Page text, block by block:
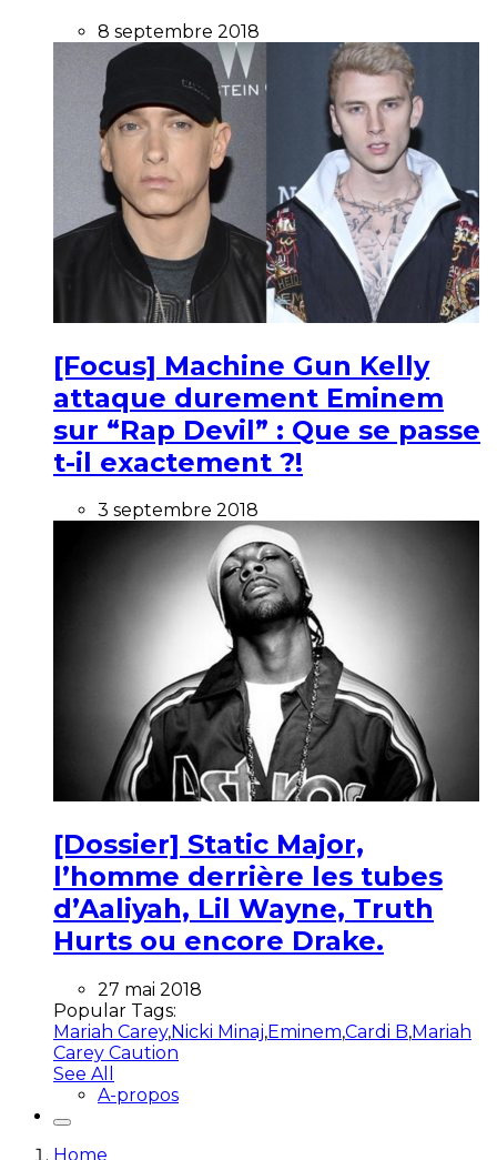
8 septembre 2018
[Focus] Machine Gun Kelly
attaque durement Eminem
sur “Rap Devil” : Que se passe
t-il exactement ?!
3 septembre 2018
[Dossier] Static Major,
l’homme derrière les tubes
d’Aaliyah, Lil Wayne, Truth
Hurts ou encore Drake.
27 mai 2018
Popular Tags:
Mariah Carey,Nicki Minaj,Eminem,Cardi B,Mariah
Carey Caution
See All
A-propos
Home